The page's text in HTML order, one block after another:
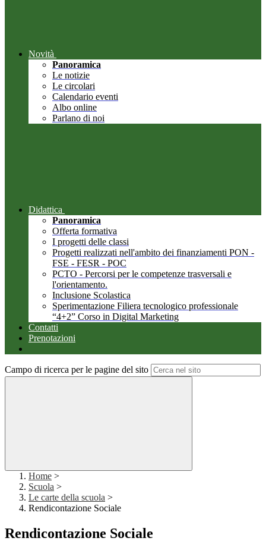
Novità
Panoramica
Le notizie
Le circolari
Calendario eventi
Albo online
Parlano di noi
Didattica
Panoramica
Offerta formativa
I progetti delle classi
Progetti realizzati nell'ambito dei finanziamenti PON -
FSE - FESR - POC
PCTO - Percorsi per le competenze trasversali e
l'orientamento.
Inclusione Scolastica
Sperimentazione Filiera tecnologico professionale
“4+2” Corso in Digital Marketing
Contatti
Prenotazioni
Campo di ricerca per le pagine del sito
Home >
Scuola >
Le carte della scuola >
Rendicontazione Sociale
Rendicontazione Sociale